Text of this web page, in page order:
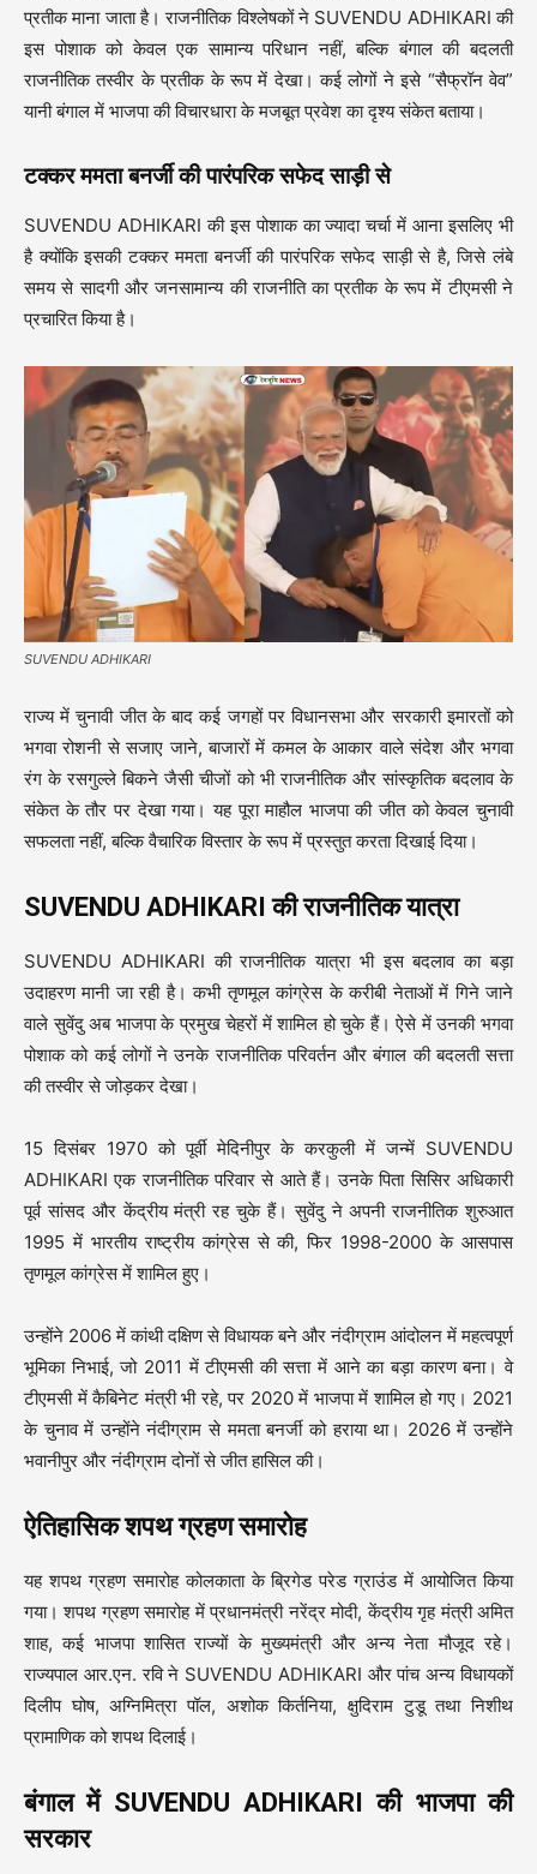
प्रतीक माना जाता है। राजनीतिक विश्लेषकों ने SUVENDU ADHIKARI की
इस पोशाक को केवल एक सामान्य परिधान नहीं, बल्कि बंगाल की बदलती
राजनीतिक तस्वीर के प्रतीक के रूप में देखा। कई लोगों ने इसे “सैफ्रॉन वेव”
यानी बंगाल में भाजपा की विचारधारा के मजबूत प्रवेश का दृश्य संकेत बताया।
टक्कर ममता बनर्जी की पारंपरिक सफेद साड़ी से
SUVENDU ADHIKARI की इस पोशाक का ज्यादा चर्चा में आना इसलिए भी
है क्योंकि इसकी टक्कर ममता बनर्जी की पारंपरिक सफेद साड़ी से है, जिसे लंबे
समय से सादगी और जनसामान्य की राजनीति का प्रतीक के रूप में टीएमसी ने
प्रचारित किया है।
SUVENDU ADHIKARI
राज्य में चुनावी जीत के बाद कई जगहों पर विधानसभा और सरकारी इमारतों को
भगवा रोशनी से सजाए जाने, बाजारों में कमल के आकार वाले संदेश और भगवा
रंग के रसगुल्ले बिकने जैसी चीजों को भी राजनीतिक और सांस्कृतिक बदलाव के
संकेत के तौर पर देखा गया। यह पूरा माहौल भाजपा की जीत को केवल चुनावी
सफलता नहीं, बल्कि वैचारिक विस्तार के रूप में प्रस्तुत करता दिखाई दिया।
SUVENDU ADHIKARI की राजनीतिक यात्रा
SUVENDU ADHIKARI की राजनीतिक यात्रा भी इस बदलाव का बड़ा
उदाहरण मानी जा रही है। कभी तृणमूल कांग्रेस के करीबी नेताओं में गिने जाने
वाले सुवेंदु अब भाजपा के प्रमुख चेहरों में शामिल हो चुके हैं। ऐसे में उनकी भगवा
पोशाक को कई लोगों ने उनके राजनीतिक परिवर्तन और बंगाल की बदलती सत्ता
की तस्वीर से जोड़कर देखा।
15 दिसंबर 1970 को पूर्वी मेदिनीपुर के करकुली में जन्में SUVENDU
ADHIKARI एक राजनीतिक परिवार से आते हैं। उनके पिता सिसिर अधिकारी
पूर्व सांसद और केंद्रीय मंत्री रह चुके हैं। सुवेंदु ने अपनी राजनीतिक शुरुआत
1995 में भारतीय राष्ट्रीय कांग्रेस से की, फिर 1998-2000 के आसपास
तृणमूल कांग्रेस में शामिल हुए।
उन्होंने 2006 में कांथी दक्षिण से विधायक बने और नंदीग्राम आंदोलन में महत्वपूर्ण
भूमिका निभाई, जो 2011 में टीएमसी की सत्ता में आने का बड़ा कारण बना। वे
टीएमसी में कैबिनेट मंत्री भी रहे, पर 2020 में भाजपा में शामिल हो गए। 2021
के चुनाव में उन्होंने नंदीग्राम से ममता बनर्जी को हराया था। 2026 में उन्होंने
भवानीपुर और नंदीग्राम दोनों से जीत हासिल की।
ऐतिहासिक शपथ ग्रहण समारोह
यह शपथ ग्रहण समारोह कोलकाता के ब्रिगेड परेड ग्राउंड में आयोजित किया
गया। शपथ ग्रहण समारोह में प्रधानमंत्री नरेंद्र मोदी, केंद्रीय गृह मंत्री अमित
शाह, कई भाजपा शासित राज्यों के मुख्यमंत्री और अन्य नेता मौजूद रहे।
राज्यपाल आर.एन. रवि ने SUVENDU ADHIKARI और पांच अन्य विधायकों
दिलीप घोष, अग्निमित्रा पॉल, अशोक किर्तनिया, क्षुदिराम टुडू तथा निशीथ
प्रामाणिक को शपथ दिलाई।
बंगाल में SUVENDU ADHIKARI की भाजपा की
सरकार